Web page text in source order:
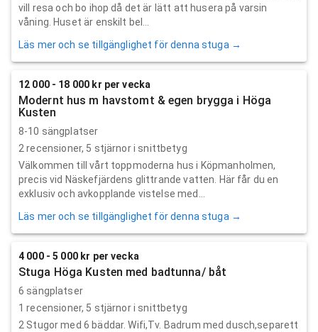
vill resa och bo ihop då det är lätt att husera på varsin
våning. Huset är enskilt bel...
Läs mer och se tillgänglighet för denna stuga →
12 000 - 18 000 kr per vecka
Modernt hus m havstomt & egen brygga i Höga
Kusten
8-10 sängplatser
2 recensioner, 5 stjärnor i snittbetyg
Välkommen till vårt toppmoderna hus i Köpmanholmen,
precis vid Näskefjärdens glittrande vatten. Här får du en
exklusiv och avkopplande vistelse med...
Läs mer och se tillgänglighet för denna stuga →
4 000 - 5 000 kr per vecka
Stuga Höga Kusten med badtunna/ båt
6 sängplatser
1 recensioner, 5 stjärnor i snittbetyg
2 Stugor med 6 bäddar. Wifi,Tv. Badrum med dusch,separett